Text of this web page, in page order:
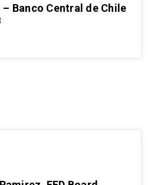
Banco Central de Chile